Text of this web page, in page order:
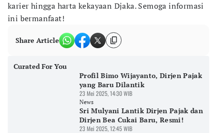
karier hingga harta kekayaan Djaka. Semoga informasi
ini bermanfaat!
Share Article
Curated For You
Profil Bimo Wijayanto, Dirjen Pajak
yang Baru Dilantik
23 Mei 2025, 14:30 WIB
News
Sri Mulyani Lantik Dirjen Pajak dan
Dirjen Bea Cukai Baru, Resmi!
23 Mei 2025, 12:45 WIB